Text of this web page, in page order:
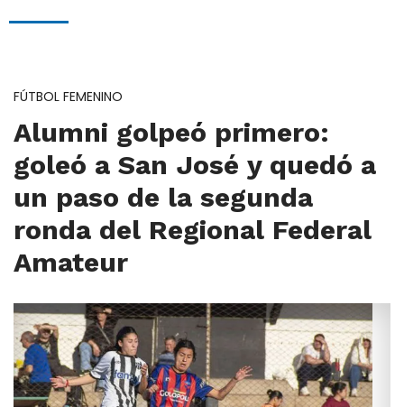
FÚTBOL FEMENINO
Alumni golpeó primero:
goleó a San José y quedó a
un paso de la segunda
ronda del Regional Federal
Amateur